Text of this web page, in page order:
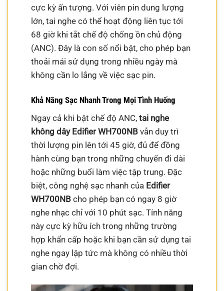
cực kỳ ấn tượng. Với viên pin dung lượng
lớn, tai nghe có thể hoạt động liên tục tới
68 giờ khi tắt chế độ chống ồn chủ động
(ANC). Đây là con số nổi bật, cho phép bạn
thoải mái sử dụng trong nhiều ngày mà
không cần lo lắng về việc sạc pin.
Khả Năng Sạc Nhanh Trong Mọi Tình Huống
Ngay cả khi bật chế độ ANC,tai nghe
không dây Edifier WH700NB vẫn duy trì
thời lượng pin lên tới 45 giờ, đủ để đồng
hành cùng bạn trong những chuyến đi dài
hoặc những buổi làm việc tập trung. Đặc
biệt, công nghệ sạc nhanh của Edifier
WH700NB cho phép bạn có ngay 8 giờ
nghe nhạc chỉ với 10 phút sạc. Tính năng
này cực kỳ hữu ích trong những trường
hợp khẩn cấp hoặc khi bạn cần sử dụng tai
nghe ngay lập tức mà không có nhiều thời
gian chờ đợi.